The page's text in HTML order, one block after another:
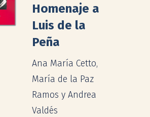
Homenaje a
Luis de la
Peña
Ana María Cetto,
María de la Paz
Ramos y Andrea
Valdés